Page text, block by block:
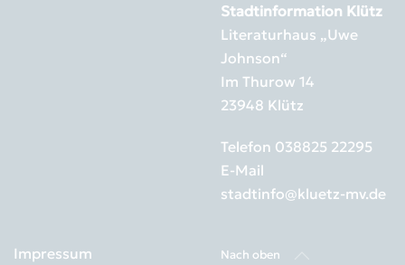
Stadtinformation Klütz
Literaturhaus „Uwe
Johnson“
Im Thurow 14
23948 Klütz
Telefon 038825 22295
E-Mail
stadtinfo@kluetz-mv.de
Impressum
Nach oben